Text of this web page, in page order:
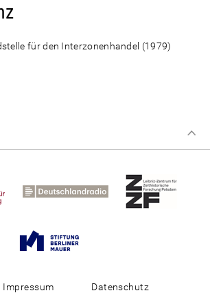
für den Interzonenhandel (1979)
Impressum Datenschutz